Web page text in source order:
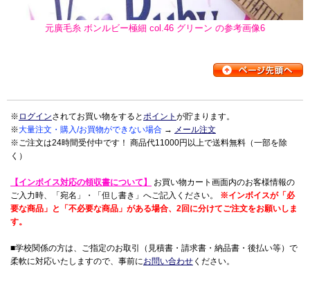
元廣毛糸 ボンルビー極細 col.46 グリーン の参考画像6
※ ログインされてお買い物をするとポイント が貯まります。
※大量注文・購入/お買物ができない場合 → メール注文
※ご注文は24時間受付中です！ 商品代11000円以上で送料無料（一部を除
く）
【インボイス対応の領収書について】
お買い物カート画面内のお客様情報の
ご入力時、「宛名」・「但し書き」へご記入ください。 ※インボイスが「必
要な商品」と「不必要な商品」がある場合、2回に分けてご注文をお願いしま
す。
■学校関係の方は、ご指定のお取引（見積書・請求書・納品書・後払い等）で
柔軟に対応いたしますので、事前にお問い合わせ ください。